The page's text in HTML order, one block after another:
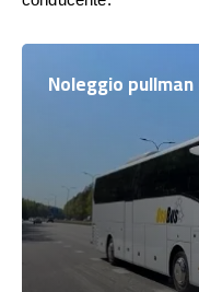
Noleggio